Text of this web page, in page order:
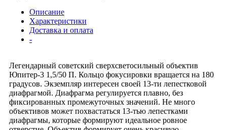
Описание
Характеристики
Доставка и оплата
-
Легендарный советский сверхсветосильный объектив
Юпитер-3 1,5/50 П. Кольцо фокусировки вращается на 180
градусов. Экземпляр интересен своей 13-ти лепестковой
диафрагмой. Диафрагма регулируется плавно, без
фиксированных промежуточных значений. Не много
объективов может похвастаться 13-тью лепестками
диафрагмы, которые формируют идеальное ровное